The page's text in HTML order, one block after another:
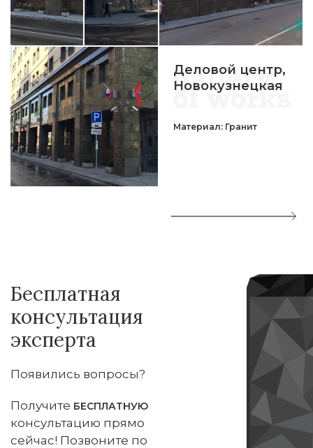
Деловой центр,
Новокузнецкая
Материал: Гранит
Бесплатная
консультация
эксперта
Появились вопросы?
Получите БЕСПЛАТНУЮ
консультацию прямо
сейчас! Позвоните по